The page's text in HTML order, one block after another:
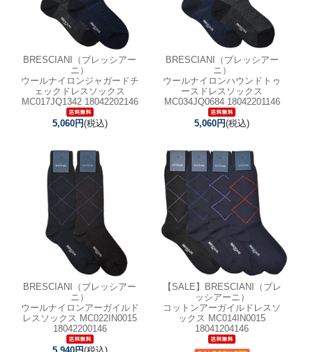
BRESCIANI（ブレッシアー
ニ）
ウールナイロンジャガードチ
ェックドレスソックス
MC017JQ1342 18042202146
5,060円(税込)
BRESCIANI（ブレッシアー
ニ）
ウールナイロンハウンドトゥ
ースドレスソックス
MC034JQ0684 18042201146
5,060円(税込)
BRESCIANI（ブレッシアー
ニ）
ウールナイロンアーガイルド
レスソックス MC022IN0015
18042200146
【SALE】 BRESCIANI（ブレ
ッシアーニ）
コットンアーガイルドレスソ
ックス MC014IN0015
18041204146